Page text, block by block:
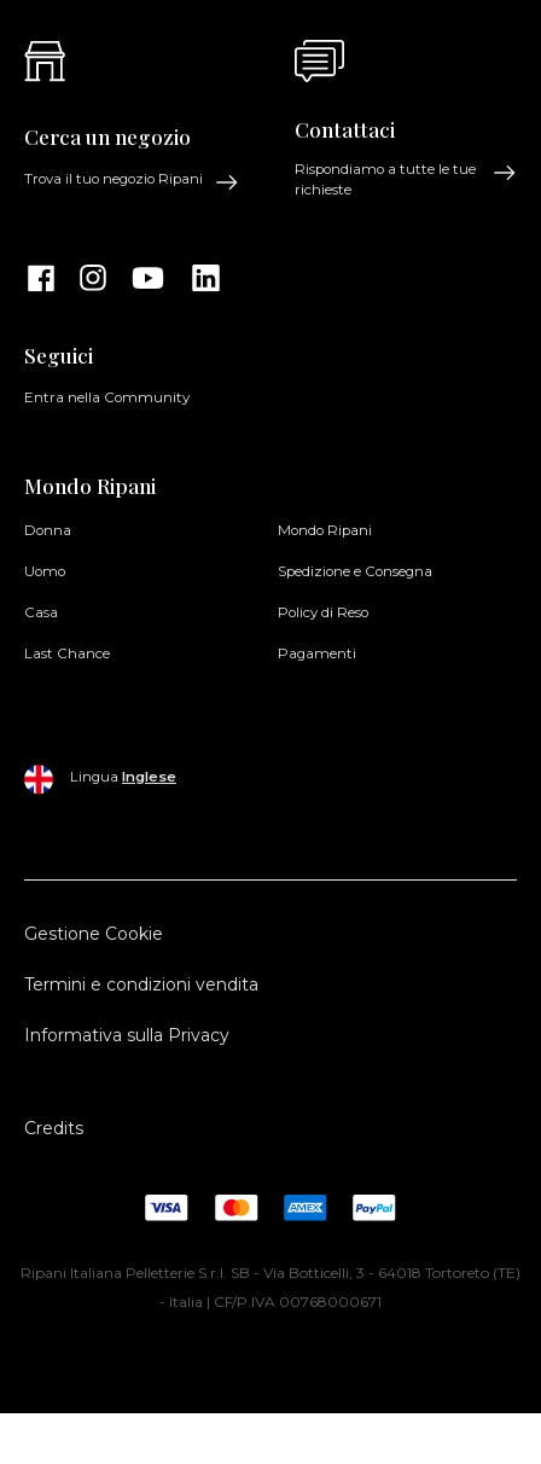
Cerca un negozio
Trova il tuo negozio Ripani
Seguici
Entra nella Community
Contattaci
Rispondiamo a tutte le tue
richieste
Mondo Ripani
Donna
Uomo
Casa
Last Chance
Mondo Ripani
Spedizione e Consegna
Policy di Reso
Pagamenti
Lingua Inglese
Gestione Cookie
Termini e condizioni vendita
Informativa sulla Privacy
Credits
Ripani Italiana Pelletterie S.r.l. SB - Via Botticelli, 3 - 64018 Tortoreto (TE)
- Italia | CF/P.IVA 00768000671